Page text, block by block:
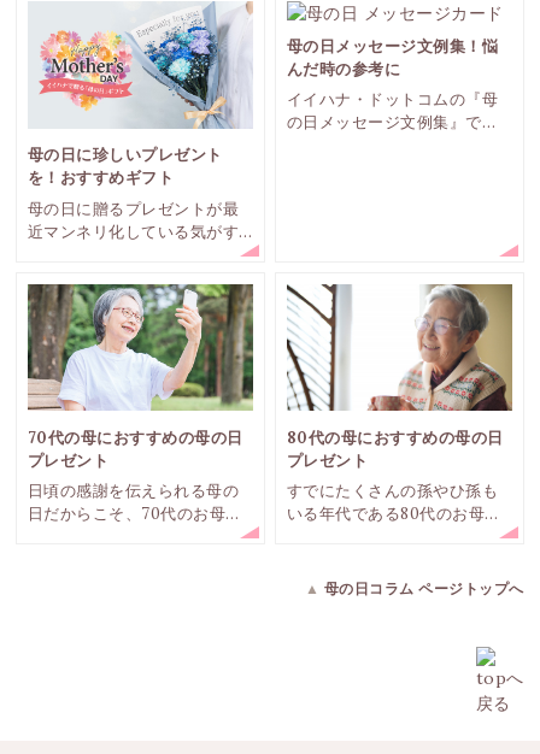
の日。今年はいつなのでしょ
う？
りないと感じることもありま
すよね。そんな時、感謝の気
持ちを込めて贈り物をするこ
母の日に珍しいプレゼント
を！おすすめギフト
母の日に贈るプレゼントが最
近マンネリ化している気がす
めの珍しいプレゼントをご紹
介いたします。
母の日メッセージ文例集！悩
んだ時の参考に
イイハナ・ドットコムの『母
の日メッセージ文例集』で
っている人、案外多いので
す。参考にできる文例をご紹
介します。
70代の母におすすめの母の日
プレゼント
日頃の感謝を伝えられる母の
日だからこそ、70代のお母さ
80代の母におすすめの母の日
プレゼント
すでにたくさんの孫やひ孫も
いる年代である80代のお母さ
のでしょうか？今回は、80代
▲ 母の日コラム ページトップへ